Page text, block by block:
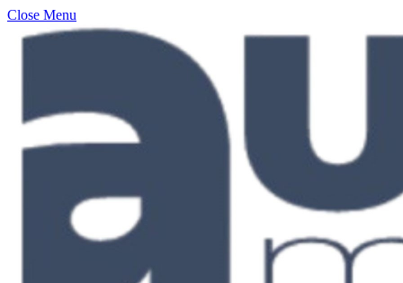
Close Menu